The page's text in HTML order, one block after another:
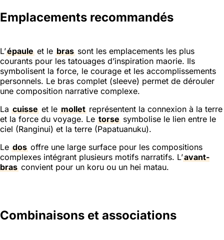
Emplacements recommandés
L’épaule et le bras sont les emplacements les plus
courants pour les tatouages d’inspiration maorie. Ils
symbolisent la force, le courage et les accomplissements
personnels. Le bras complet (sleeve) permet de dérouler
une composition narrative complexe.
La cuisse et le mollet représentent la connexion à la terre
et la force du voyage. Le torse symbolise le lien entre le
ciel (Ranginui) et la terre (Papatuanuku).
Le dos offre une large surface pour les compositions
complexes intégrant plusieurs motifs narratifs. L’avant-
bras convient pour un koru ou un hei matau.
Combinaisons et associations